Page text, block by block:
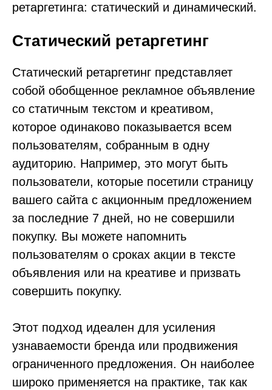
ретаргетинга: статический и динамический.
Статический ретаргетинг
Статический ретаргетинг представляет
собой обобщенное рекламное объявление
со статичным текстом и креативом,
которое одинаково показывается всем
пользователям, собранным в одну
аудиторию. Например, это могут быть
пользователи, которые посетили страницу
вашего сайта с акционным предложением
за последние 7 дней, но не совершили
покупку. Вы можете напомнить
пользователям о сроках акции в тексте
объявления или на креативе и призвать
совершить покупку.
Этот подход идеален для усиления
узнаваемости бренда или продвижения
ограниченного предложения. Он наиболее
широко применяется на практике, так как